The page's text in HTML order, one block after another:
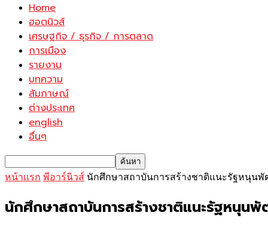
Home
ฮอตนิวส์
เศรษฐกิจ / ธุรกิจ / การตลาด
การเมือง
รายงาน
บทความ
สัมภาษณ์
ต่างประเทศ
english
อื่นๆ
หน้าแรก พีอาร์นิวส์ นักศึกษาสถาบันการสร้างชาติแนะรัฐหนุนพั
นักศึกษาสถาบันการสร้างชาติแนะรัฐหนุน